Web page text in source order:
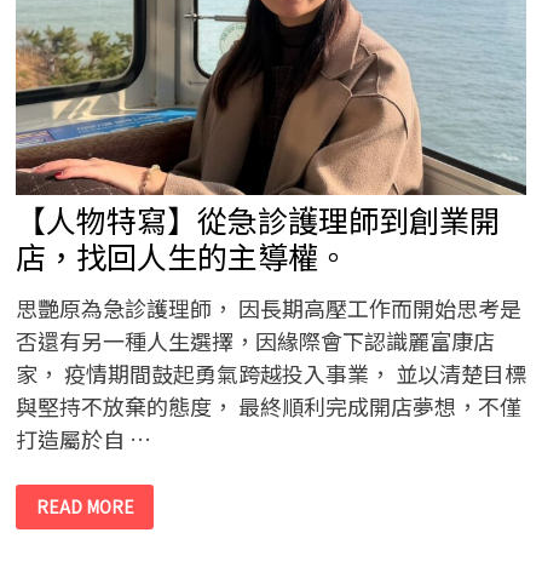
國
際
【人物特寫】從急診護理師到創業開
店，找回人生的主導權。
思艷原為急診護理師， 因長期高壓工作而開始思考是
否還有另一種人生選擇，因緣際會下認識麗富康店
家， 疫情期間鼓起勇氣跨越投入事業， 並以清楚目標
與堅持不放棄的態度， 最終順利完成開店夢想，不僅
打造屬於自 …
【人
物
特
READ MORE